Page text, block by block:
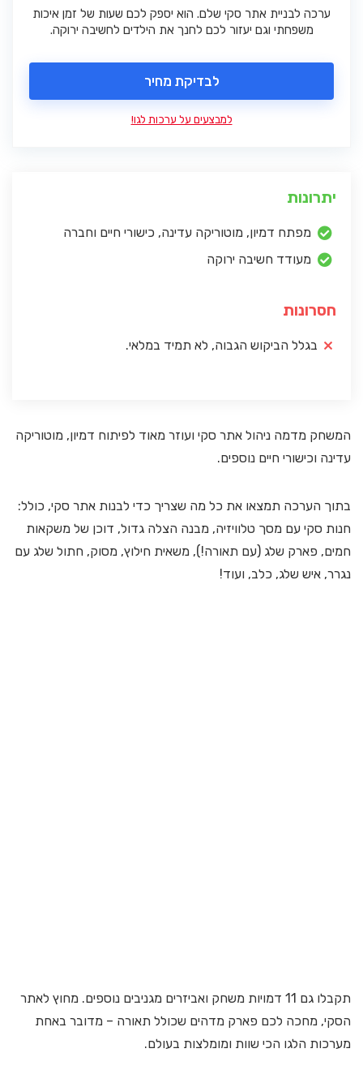
ערכה לבניית אתר סקי שלם. הוא יספק לכם שעות של זמן איכות
משפחתי וגם יעזור לכם לחנך את הילדים לחשיבה ירוקה.
לבדיקת מחיר
למבצעים על ערכות לגו!
יתרונות
מפתח דמיון, מוטוריקה עדינה, כישורי חיים וחברה
מעודד חשיבה ירוקה
חסרונות
בגלל הביקוש הגבוה, לא תמיד במלאי.
המשחק מדמה ניהול אתר סקי ועוזר מאוד לפיתוח דמיון, מוטוריקה
עדינה וכישורי חיים נוספים.
בתוך הערכה תמצאו את כל מה שצריך כדי לבנות אתר סקי, כולל:
חנות סקי עם מסך טלוויזיה, מבנה הצלה גדול, דוכן של משקאות
חמים, פארק שלג (עם תאורה!), משאית חילוץ, מסוק, חתול שלג עם
נגרר, איש שלג, כלב, ועוד!
תקבלו גם 11 דמויות משחק ואביזרים מגניבים נוספים. מחוץ לאתר
הסקי, מחכה לכם פארק מדהים שכולל תאורה – מדובר באחת
מערכות הלגו הכי שוות ומומלצות בעולם.